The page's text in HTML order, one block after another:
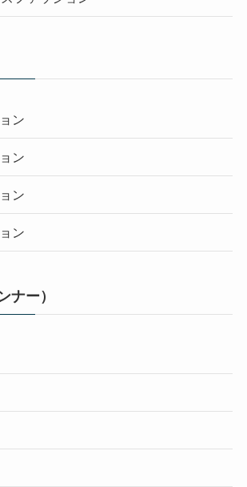
ン
ン
ン
ン
ナー）